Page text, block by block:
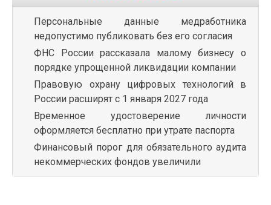
Персональные данные медработника
недопустимо публиковать без его согласия
ФНС России рассказала малому бизнесу о
порядке упрощенной ликвидации компании
Правовую охрану цифровых технологий в
России расширят с 1 января 2027 года
Временное удостоверение личности
оформляется бесплатно при утрате паспорта
Финансовый порог для обязательного аудита
некоммерческих фондов увеличили